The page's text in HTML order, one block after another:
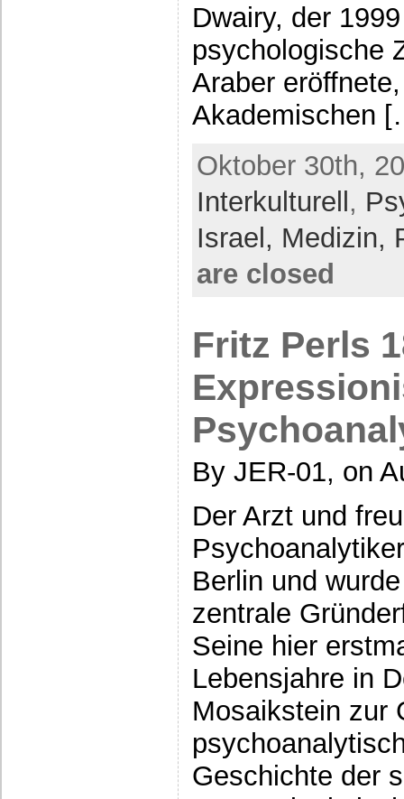
Dwairy, der
psychologische
Araber
Akademischen
Oktober 30th,
Interkulturell,
Israel, Medizin,
are closed
Fritz Perls
By JER-01, on
Der Arzt und
Berlin und
zentrale
Seine hier
Lebensjahre in
Mosaikstein zur
Geschichte der